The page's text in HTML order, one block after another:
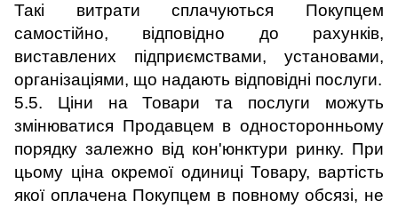
Такі витрати сплачуються Покупцем
самостійно, відповідно до рахунків,
виставлених підприємствами, установами,
організаціями, що надають відповідні послуги.
5.5. Ціни на Товари та послуги можуть
змінюватися Продавцем в односторонньому
порядку залежно від кон'юнктури ринку. При
цьому ціна окремої одиниці Товару, вартість
якої оплачена Покупцем в повному обсязі, не